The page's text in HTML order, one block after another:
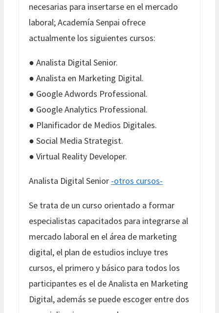
necesarias para insertarse en el mercado
laboral; Academía Senpai ofrece
actualmente los siguientes cursos:
● Analista Digital Senior.
● Analista en Marketing Digital.
● Google Adwords Professional.
● Google Analytics Professional.
● Planificador de Medios Digitales.
● Social Media Strategist.
● Virtual Reality Developer.
Analista Digital Senior -otros cursos-
Se trata de un curso orientado a formar
especialistas capacitados para integrarse al
mercado laboral en el área de marketing
digital, el plan de estudios incluye tres
cursos, el primero y básico para todos los
participantes es el de Analista en Marketing
Digital, además se puede escoger entre dos